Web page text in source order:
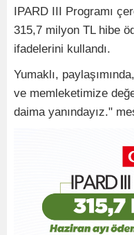
IPARD III Programı
315,7 milyon TL hibe
ifadelerini kullandı.
Yumaklı,
ve memleketimize
daima yanındayız."